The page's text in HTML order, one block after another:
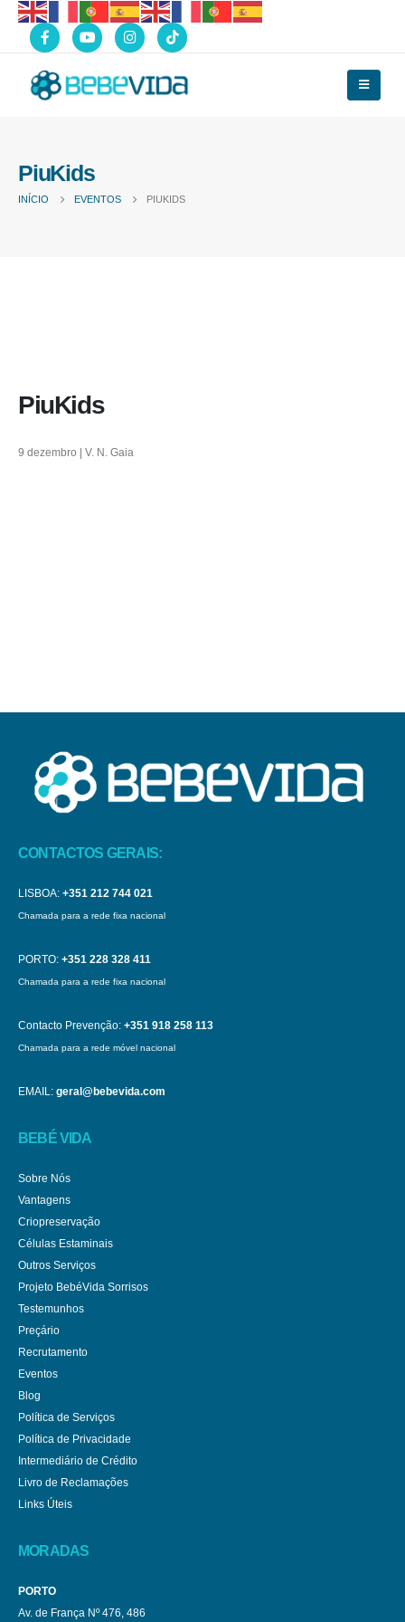
PiuKids
INÍCIO EVENTOS PIUKIDS
PiuKids
9 dezembro | V. N. Gaia
CONTACTOS GERAIS:
LISBOA: +351 212 744 021
Chamada para a rede fixa nacional
PORTO: +351 228 328 411
Chamada para a rede fixa nacional
Contacto Prevenção: +351 918 258 113
Chamada para a rede móvel nacional
EMAIL: geral@bebevida.com
BEBÉ VIDA
Sobre Nós
Vantagens
Criopreservação
Células Estaminais
Outros Serviços
Projeto BebéVida Sorrisos
Testemunhos
Preçário
Recrutamento
Eventos
Blog
Política de Serviços
Política de Privacidade
Intermediário de Crédito
Livro de Reclamações
Links Úteis
MORADAS
PORTO
Av. de França Nº 476, 486